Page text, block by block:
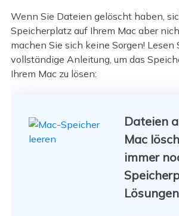
Wenn Sie Dateien gelöscht haben,
Speicherplatz auf Ihrem Mac aber
machen Sie sich keine Sorgen! Lesen
vollständige Anleitung, um das
Ihrem Mac zu lösen:
Dateien
Mac
immer
Lösungen